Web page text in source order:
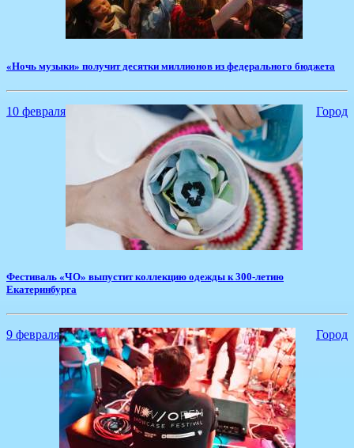
«Ночь музыки» получит десятки миллионов из федерального бюджета
10 февраля Город
Фестиваль «ЧО» выпустит коллекцию одежды к 300-летию
Екатеринбурга
9 февраля Город